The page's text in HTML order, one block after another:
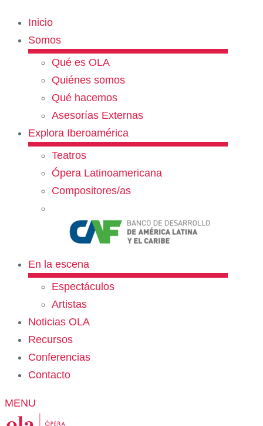
Inicio
Somos
Qué es OLA
Quiénes somos
Qué hacemos
Asesorías Externas
Explora Iberoamérica
Teatros
Ópera Latinoamericana
Compositores/as
En la escena
Espectáculos
Artistas
Noticias OLA
Recursos
Conferencias
Contacto
MENU